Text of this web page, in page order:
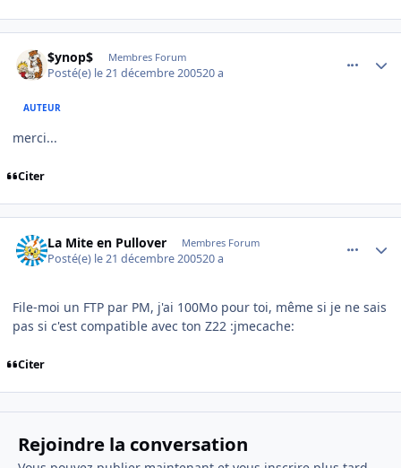
$ynop$ Membres Forum
Posté(e) le 21 décembre 200520 a
AUTEUR
merci...
Citer
La Mite en Pullover Membres Forum
Posté(e) le 21 décembre 200520 a
File-moi un FTP par PM, j'ai 100Mo pour toi, même si je ne sais
pas si c'est compatible avec ton Z22 :jmecache:
Citer
Rejoindre la conversation